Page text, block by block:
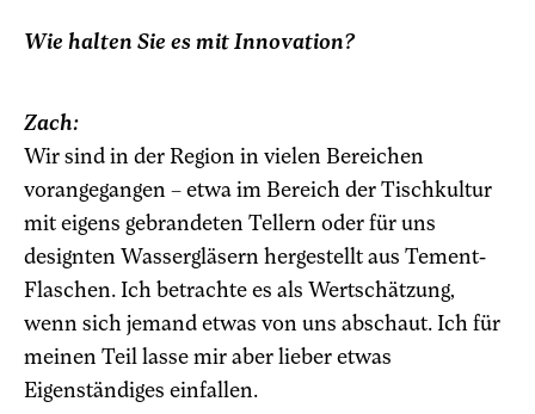
Wie halten Sie es mit Innovation?
Zach:
Wir sind in der Region in vielen Bereichen
vorangegangen – etwa im Bereich der Tischkultur
mit eigens gebrandeten Tellern oder für uns
designten Wassergläsern hergestellt aus Tement-
Flaschen. Ich betrachte es als Wertschätzung,
wenn sich jemand etwas von uns abschaut. Ich für
meinen Teil lasse mir aber lieber etwas
Eigenständiges einfallen.